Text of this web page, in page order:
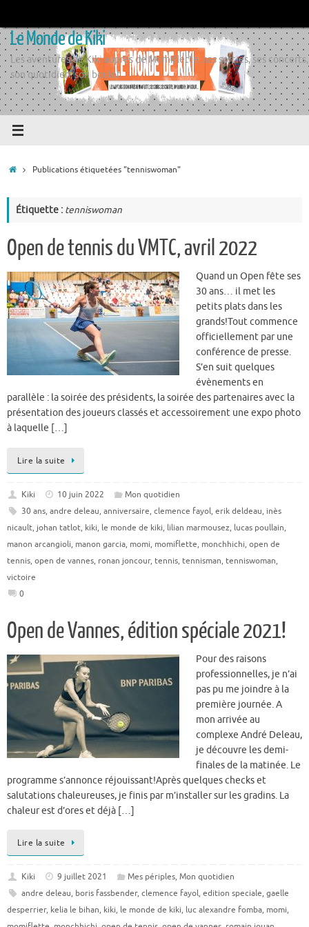
contenu
Le Monde de Kiki
Les aventures de Kiki auprès de Momiflette, ses sorties, ses concerts,
son quotidien, son boulot
AccueilPublications étiquetées "tenniswoman"
Étiquette : tenniswoman
Open de tennis du VMTC, avril 2022
Quand un Open fête ses
30 ans… il met les
petits plats dans les
grands!Tout commence
officiellement par une
conférence de presse.
S’en suit quelques
évènements en
parallèle : la soirée des présidents, la soirée des partenaires avec la
présentation des joueurs classés et accessoirement une expo photo
à laquelle […]
Lire la suite
Kiki 10 juin 2022
Mon quotidien
30 ans, andre deleau, anniversaire, clemence fayol, erik deldeau, inès
nicault, johan tatlot, kiki, le monde de kiki, lilian marmousez, lucas poullain,
manon arcangioli, manon garcia, momi, momiflette, monchhichi, open de
tennis, open de vannes, ronan joncour, tennis, tennisman, tenniswoman,
victoire
0
Open de Vannes, édition spéciale 2021!
Pour des raisons
professionnelles, je n’ai
pas pu me joindre à la
première journée. A
mon arrivée au
complexe André Deleau,
je découvre les demi-
finales de la matinée. Le
programme s’annonce réjouissant!Après quelques checks et
salutations chaleureuses, je finis par m’installer sur les gradins. La
chaleur est d’ores et déjà […]
Lire la suite
Kiki 9 juillet 2021 Mes périples, Mon quotidien
andre deleau, boris fassbender, clemence fayol, edition speciale, gaelle
desperrier, kelia le bihan, kiki, le monde de kiki, luc alexandre fomba, momi,